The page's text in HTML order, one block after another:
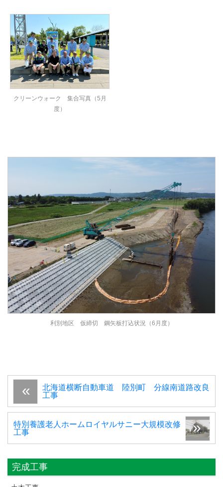
クリーンウォーク 集合写真（5月
度）
利別地区 仮締切 鋼矢板打込状況（6月度）
北海道横断自動車道 陸別町 分線南道路改良
工事
特別養護老人ホームロイヤルサニー大規模改修
工事
完成工事